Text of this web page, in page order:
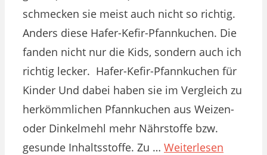
schmecken sie meist auch nicht so richtig.
Anders diese Hafer-Kefir-Pfannkuchen. Die
fanden nicht nur die Kids, sondern auch ich
richtig lecker. Hafer-Kefir-Pfannkuchen für
Kinder Und dabei haben sie im Vergleich zu
herkömmlichen Pfannkuchen aus Weizen-
oder Dinkelmehl mehr Nährstoffe bzw.
gesunde Inhaltsstoffe. Zu … Weiterlesen